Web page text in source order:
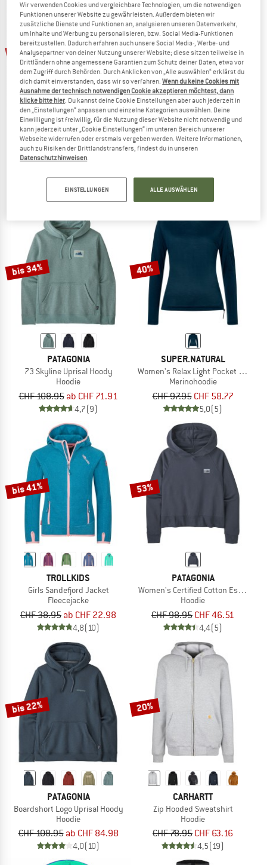
bis 60%
SALEWA
Women's Agner Hybrid Polarlite Fullzip Hoody
Fleecejacke
CHF 139.95ab CHF 55.98
4,8(15)
bis 43%
PATAGONIA
Women's Ahnya Full-Zip Hoody
CHF 128.95ab CHF 73.50
bis 34%
PATAGONIA
73 Skyline Uprisal Hoody
Hoodie
CHF 108.95 ab CHF 71.91
4,7(9)
40%
SUPER.NATURAL
Women's Relax Light Pocket Hoodie
Merinohoodie
CHF 97.95 CHF 58.77
5,0(5)
bis 41%
TROLLKIDS
Girls Sandefjord Jacket
Fleecejacke
CHF 38.95 ab CHF 22.98
4,8(10)
53%
PATAGONIA
Women's Certified Cotton Essential
Hoodie
CHF 98.95 CHF 46.51
4,4(5)
bis 22%
PATAGONIA
Boardshort Logo Uprisal Hoody
Hoodie
CHF 108.95 ab CHF 84.98
4,0(10)
20%
CARHARTT
Zip Hooded Sweatshirt
Hoodie
CHF 78.95 CHF 63.16
4,5(19)
Wir verwenden Cookies und vergleichbare Technologien, um die notwendigen
Funktionen unserer Website zu gewährleisten. Außerdem bieten wir
zusätzliche Dienste und Funktionen an, analysieren unseren Datenverkehr,
um Inhalte und Werbung zu personalisieren, bzw. Social Media-Funktionen
bereitzustellen. Dadurch erfahren auch unsere Social Media-, Werbe- und
Analysepartner von deiner Nutzung unserer Website; diese sitzen teilweise in
Drittländern ohne angemessene Garantien zum Schutz deiner Daten, etwa vor
dem Zugriff durch Behörden. Durch Anklicken von „Alle auswählen“ erklärst du
dich damit einverstanden, dass wir so verfahren.Wenn du keine Cookies mit
Ausnahme der technisch notwendigen Cookie akzeptieren möchtest, dann
klicke bitte hier. Du kannst deine Cookie Einstellungen aber auch jederzeit in
den „Einstellungen“ anpassen und einzelne Kategorien auswählen. Deine
Einwilligung ist freiwillig, für die Nutzung dieser Website nicht notwendig und
kann jederzeit unter „Cookie Einstellungen“ im unteren Bereich unserer
Webseite widerrufen oder erstmals vergeben werden. Weitere Informationen,
auch zu Risiken der Drittlandstransfers, findest du in unseren
Datenschutzhinweisen.
EINSTELLUNGEN ALLE AUSWÄHLEN